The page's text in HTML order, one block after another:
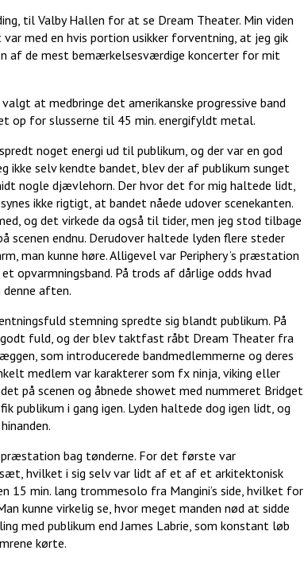
til Valby Hallen for at se Dream Theater. Min viden
med en hvis portion usikker forventning, at jeg gik
af de mest bemærkelsesværdige koncerter for mit
at medbringe det amerikanske progressive band
op for slusserne til 45 min. energifyldt metal.
noget energi ud til publikum, og der var en god
ikke selv kendte bandet, blev der af publikum sunget
nogle djævlehorn. Der hvor det for mig haltede lidt,
ikke rigtigt, at bandet nåede udover scenekanten.
og det virkede da også til tider, men jeg stod tilbage
endnu. Derudover haltede lyden flere steder
man kunne høre. Alligevel var Periphery ’s præstation
opvarmningsband. På trods af dårlige odds hvad
aften.
stemning spredte sig blandt publikum. På
fuld, og der blev taktfast råbt Dream Theater fra
som introducerede bandmedlemmerne og deres
medlem var karakterer som fx ninja, viking eller
på scenen og åbnede showet med nummeret Bridget
publikum i gang igen. Lyden haltede dog igen lidt, og
bag tønderne. For det første var
hvilket i sig selv var lidt af et af et arkitektonisk
15 min. lang trommesolo fra Mangini’s side, hvilket for
kunne virkelig se, hvor meget manden nød at sidde
med publikum end James Labrie, som konstant løb
kørte.